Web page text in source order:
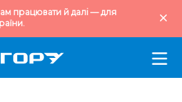
працювати й далі — для